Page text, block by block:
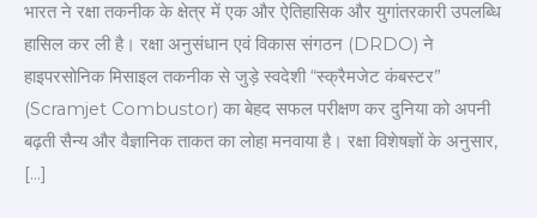
भारत ने रक्षा तकनीक के क्षेत्र में एक और ऐतिहासिक और युगांतरकारी उपलब्धि
हासिल कर ली है। रक्षा अनुसंधान एवं विकास संगठन (DRDO) ने
हाइपरसोनिक मिसाइल तकनीक से जुड़े स्वदेशी “स्क्रैमजेट कंबस्टर”
(Scramjet Combustor) का बेहद सफल परीक्षण कर दुनिया को अपनी
बढ़ती सैन्य और वैज्ञानिक ताकत का लोहा मनवाया है। रक्षा विशेषज्ञों के अनुसार,
[…]
ताकत